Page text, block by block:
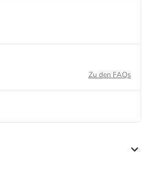
Zu den FAQs